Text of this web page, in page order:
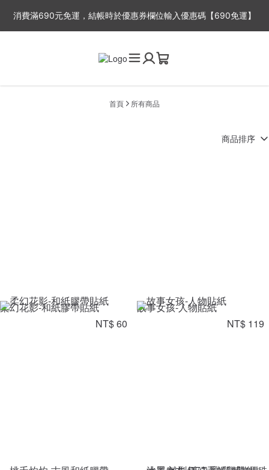
消費滿690元免運，結帳時於優惠券欄位輸入優惠碼【690免運】
2-3工作天出貨，抱歉無法指定出貨時間喔~
首頁 所有商品
商品排序
柔幻花影-和紙膠帶貼紙
NT$ 60
故事女孩-人物貼紙
NT$ 119